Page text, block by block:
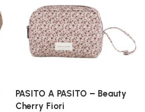
PASITO A PASITO – Beauty
Cherry Fiori